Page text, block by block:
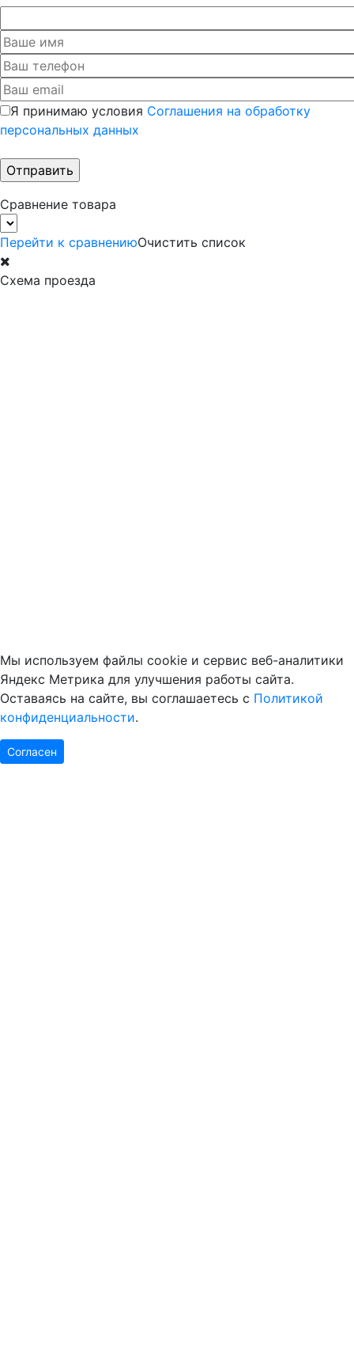
Я принимаю условия Соглашения на обработку
персональных данных
Сравнение товара
Перейти к сравнениюОчистить список
Схема проезда
Мы используем файлы cookie и сервис веб-аналитики
Яндекс Метрика для улучшения работы сайта.
Оставаясь на сайте, вы соглашаетесь с Политикой
конфиденциальности.
Согласен